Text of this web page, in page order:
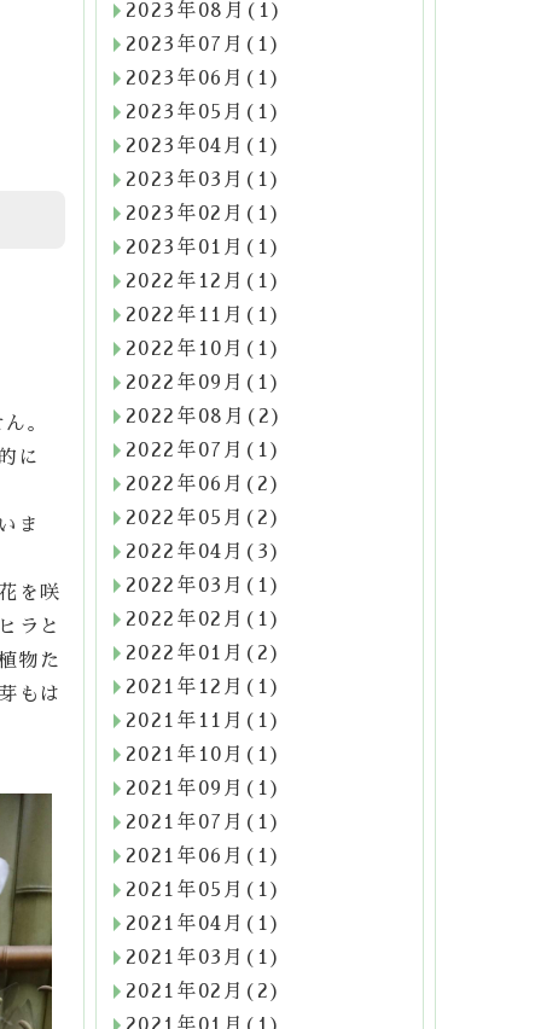
。
に
ま
を咲
ラと
物た
もは
2023年08月(1)
2023年07月(1)
2023年06月(1)
2023年05月(1)
2023年04月(1)
2023年03月(1)
2023年02月(1)
2023年01月(1)
2022年12月(1)
2022年11月(1)
2022年10月(1)
2022年09月(1)
2022年08月(2)
2022年07月(1)
2022年06月(2)
2022年05月(2)
2022年04月(3)
2022年03月(1)
2022年02月(1)
2022年01月(2)
2021年12月(1)
2021年11月(1)
2021年10月(1)
2021年09月(1)
2021年07月(1)
2021年06月(1)
2021年05月(1)
2021年04月(1)
2021年03月(1)
2021年02月(2)